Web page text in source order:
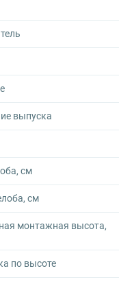
выпуска
см
см
монтажная высота,
по высоте